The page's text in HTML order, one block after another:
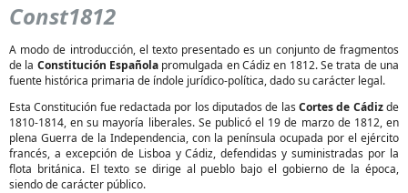
Const1812
A modo de introducción, el texto presentado es un conjunto de fragmentos
de la Constitución Española promulgada en Cádiz en 1812. Se trata de una
fuente histórica primaria de índole jurídico-política, dado su carácter legal.
Esta Constitución fue redactada por los diputados de las Cortes de Cádizde
1810-1814, en su mayoría liberales. Se publicó el 19 de marzo de 1812, en
plena Guerra de la Independencia, con la península ocupada por el ejército
francés, a excepción de Lisboa y Cádiz, defendidas y suministradas por la
flota británica. El texto se dirige al pueblo bajo el gobierno de la época,
siendo de carácter público.